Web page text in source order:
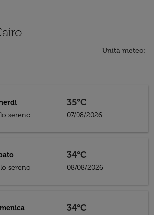
Unità meteo:
sereno
35°C
07/08/2026
sereno
34°C
08/08/2026
34°C